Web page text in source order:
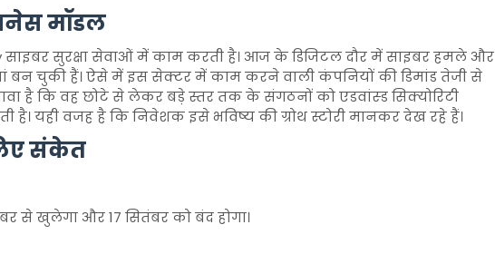
मॉडल
साइबर सुरक्षा सेवाओं में काम करती है। आज के डिजिटल दौर में साइबर हमले और
बन चुकी हैं। ऐसे में इस सेक्टर में काम करने वाली कंपनियों की डिमांड तेजी से
है कि वह छोटे से लेकर बड़े स्तर तक के संगठनों को एडवांस्ड सिक्योरिटी
है। यही वजह है कि निवेशक इसे भविष्य की ग्रोथ स्टोरी मानकर देख रहे हैं।
संकेत
से खुलेगा और 17 सितंबर को बंद होगा।